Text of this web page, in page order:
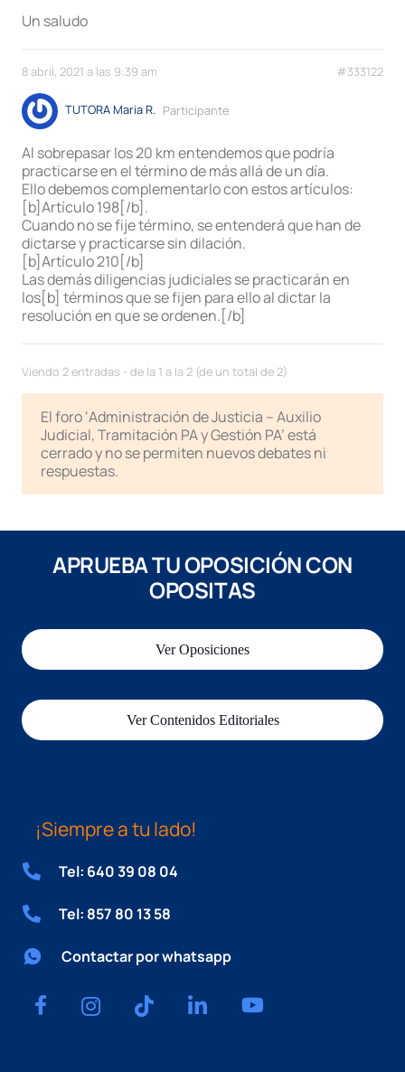
Un saludo
8 abril, 2021 a las 9:39 am #333122
TUTORA Maria R. Participante
Al sobrepasar los 20 km entendemos que podría
practicarse en el término de más allá de un día.
Ello debemos complementarlo con estos artículos:
[b]Artículo 198[/b].
Cuando no se fije término, se entenderá que han de
dictarse y practicarse sin dilación.
[b]Artículo 210[/b]
Las demás diligencias judiciales se practicarán en
los[b] términos que se fijen para ello al dictar la
resolución en que se ordenen.[/b]
Viendo 2 entradas - de la 1 a la 2 (de un total de 2)
El foro ‘Administración de Justicia – Auxilio
Judicial, Tramitación PA y Gestión PA’ está
cerrado y no se permiten nuevos debates ni
respuestas.
APRUEBA TU OPOSICIÓN CON
OPOSITAS
Ver Oposiciones
Ver Contenidos Editoriales
¡Siempre a tu lado!
Tel: 640 39 08 04
Tel: 857 80 13 58
Contactar por whatsapp